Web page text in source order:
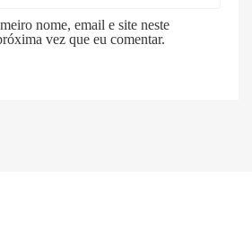
nome, email e site neste
vez que eu comentar.